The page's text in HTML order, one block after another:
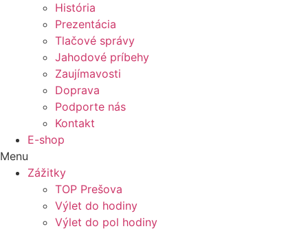
História
Prezentácia
Tlačové správy
Jahodové príbehy
Zaujímavosti
Doprava
Podporte nás
Kontakt
E-shop
Menu
Zážitky
TOP Prešova
Výlet do hodiny
Výlet do pol hodiny